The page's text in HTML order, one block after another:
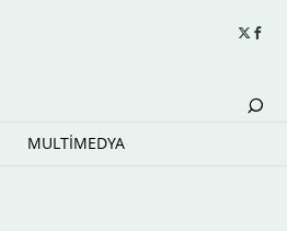
MULTİMEDYA